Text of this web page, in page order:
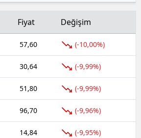
Fiyat Değişim
57,60 (-10,00%)
30,64 (-9,99%)
51,80 (-9,99%)
96,70 (-9,96%)
14,84 (-9,95%)